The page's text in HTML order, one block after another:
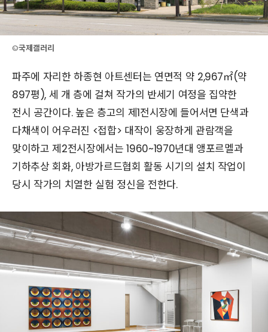
©국제갤러리
파주에 자리한 하종현 아트센터는 연면적 약 2,967㎡(약
897평), 세 개 층에 걸쳐 작가의 반세기 여정을 집약한
전시 공간이다. 높은 층고의 제1전시장에 들어서면 단색과
다채색이 어우러진 <접합> 대작이 웅장하게 관람객을
맞이하고 제2전시장에서는 1960~1970년대 앵포르멜과
기하추상 회화, 아방가르드협회 활동 시기의 설치 작업이
당시 작가의 치열한 실험 정신을 전한다.